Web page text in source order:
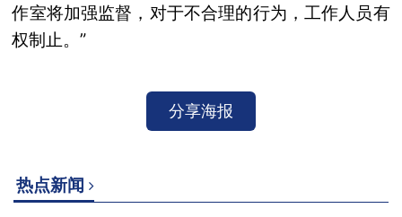
作室将加强监督，对于不合理的行为，工作人员有
权制止。”
分享海报
热点新闻